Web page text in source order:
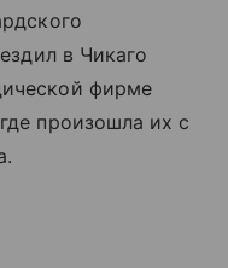
в Чикаго
фирме
произошла их с